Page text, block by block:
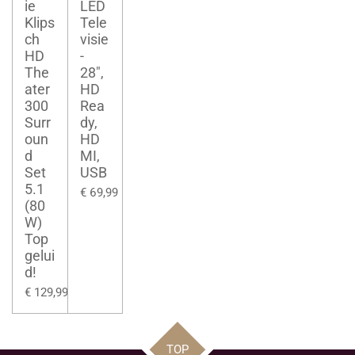
ie
Klips
ch
HD
The
ater
300
Surr
oun
d
Set
5.1
(80
W)
Top
gelui
d!
€ 129,99
LED
Tele
visie
-
28",
HD
Rea
dy,
HD
MI,
USB
€ 69,99
TOP